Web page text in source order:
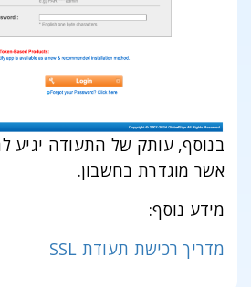
בנוסף, עותק של התעודה יגיע
אשר מוגדרת בחשבון.
מידע נוסף:
מדריך רכישת תעודת SSL